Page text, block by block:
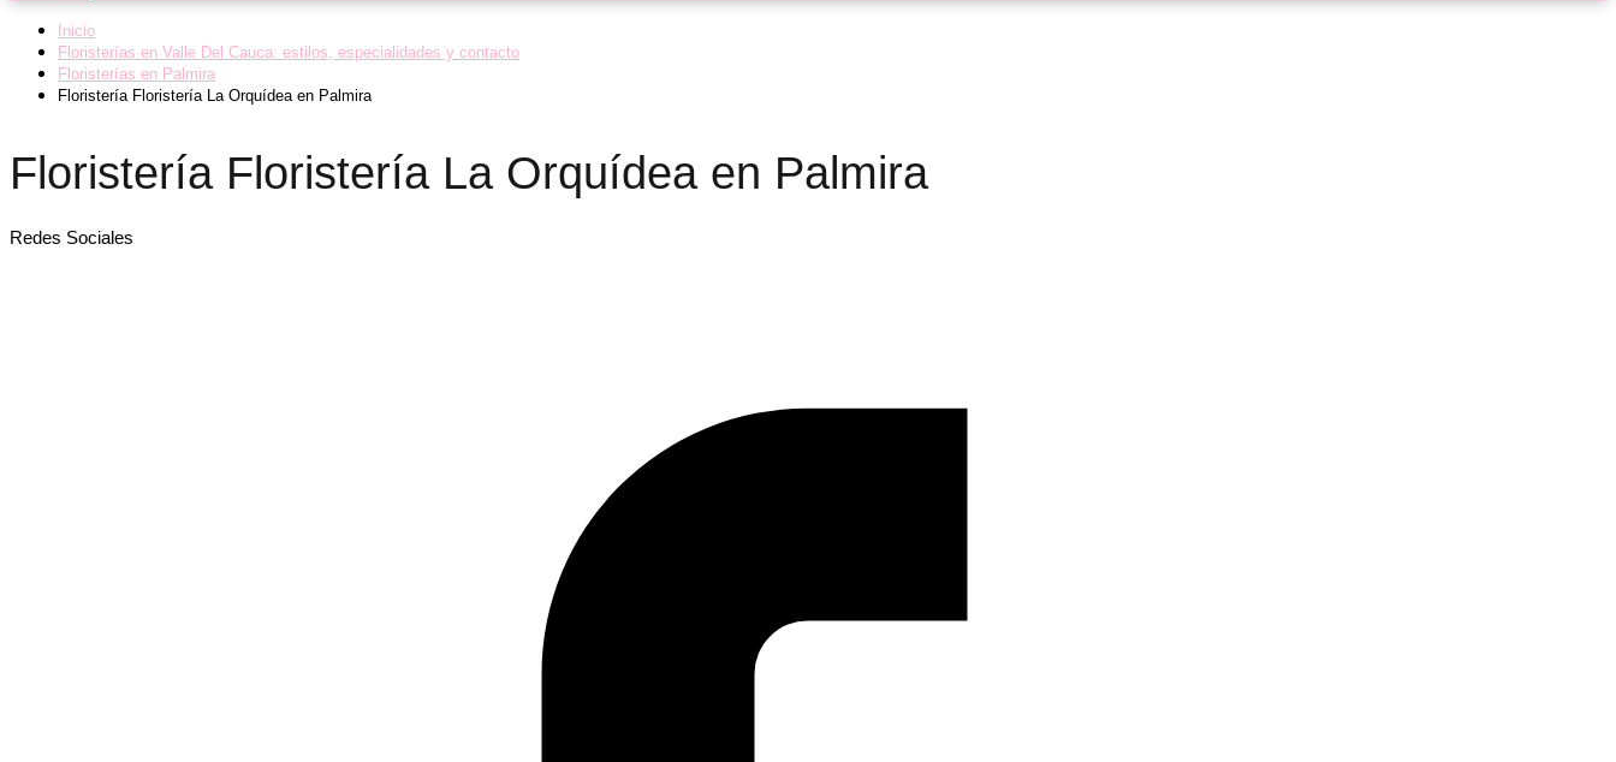
Inicio
Floristerías en Valle Del Cauca: estilos, especialidades y contacto
Floristerías en Palmira
Floristería Floristería La Orquídea en Palmira
Floristería Floristería La Orquídea en Palmira
Redes Sociales